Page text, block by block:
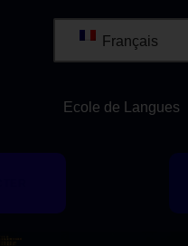
Français
Ecole de Langues